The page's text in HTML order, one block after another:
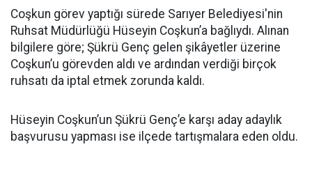
Coşkun görev yaptığı sürede Sarıyer Belediyesi'nin
Ruhsat Müdürlüğü Hüseyin Coşkun’a bağlıydı. Alınan
bilgilere göre; Şükrü Genç gelen şikâyetler üzerine
Coşkun’u görevden aldı ve ardından verdiği birçok
ruhsatı da iptal etmek zorunda kaldı.
Hüseyin Coşkun’un Şükrü Genç’e karşı aday adaylık
başvurusu yapması ise ilçede tartışmalara eden oldu.